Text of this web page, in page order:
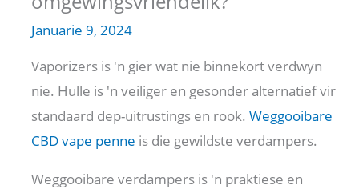
Januarie 9, 2024
Vaporizers is 'n gier wat nie binnekort verdwyn
nie. Hulle is 'n veiliger en gesonder alternatief vir
standaard dep-uitrustings en rook.Weggooibare
CBD vape penne is die gewildste verdampers.
Weggooibare verdampers is 'n praktiese en